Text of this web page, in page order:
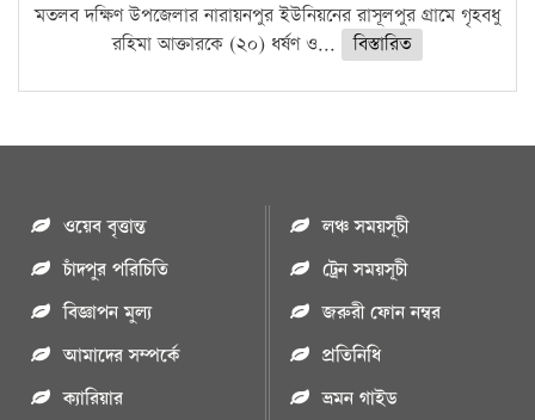
মতলব দক্ষিণ উপজেলার নারায়নপুর ইউনিয়নের রাসূলপুর গ্রামে গৃহবধু
রহিমা আক্তারকে (২০) ধর্ষণ ও...
বিস্তারিত
ওয়েব বৃত্তান্ত
চাঁদপুর পরিচিতি
বিজ্ঞাপন মুল্য
আমাদের সম্পর্কে
ক্যারিয়ার
লঞ্চ সময়সূচী
ট্রেন সময়সূচী
জরুরী ফোন নম্বর
প্রতিনিধি
ভ্রমন গাইড